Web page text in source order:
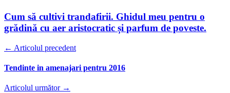
Cum să cultivi trandafirii. Ghidul meu pentru o
grădină cu aer aristocratic și parfum de poveste.
← Articolul precedent
Tendinte in amenajari pentru 2016
Articolul următor →